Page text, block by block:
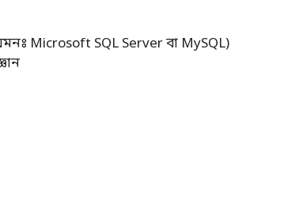
Microsoft SQL Server বা MySQL)